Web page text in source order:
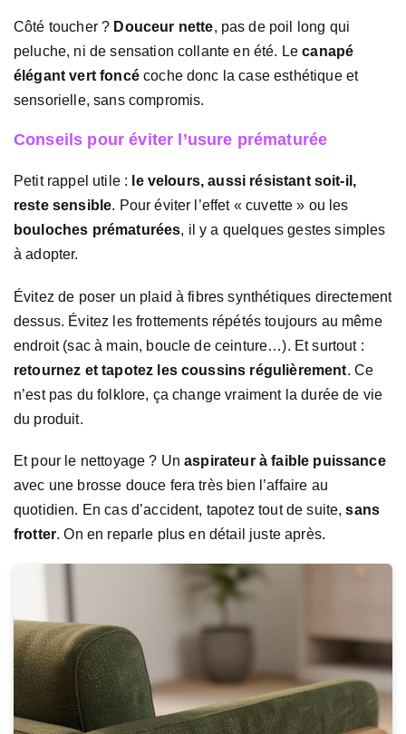
Côté toucher ? Douceur nette, pas de poil long qui
peluche, ni de sensation collante en été. Lecanapé
élégant vert foncécoche donc la case esthétique et
sensorielle, sans compromis.
Conseils pour éviter l’usure prématurée
Petit rappel utile : le velours, aussi résistant soit-il,
reste sensible. Pour éviter l’effet « cuvette » ou les
bouloches prématurées, il y a quelques gestes simples
à adopter.
Évitez de poser un plaid à fibres synthétiques directement
dessus. Évitez les frottements répétés toujours au même
endroit (sac à main, boucle de ceinture…). Et surtout :
retournez et tapotez les coussins régulièrement. Ce
n’est pas du folklore, ça change vraiment la durée de vie
du produit.
Et pour le nettoyage ? Unaspirateur à faible puissance
avec une brosse douce fera très bien l’affaire au
quotidien. En cas d’accident, tapotez tout de suite,sans
frotter. On en reparle plus en détail juste après.